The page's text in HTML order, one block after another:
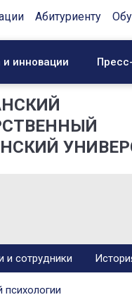
Абитуриенту
и инновации
и сотрудники
психологии